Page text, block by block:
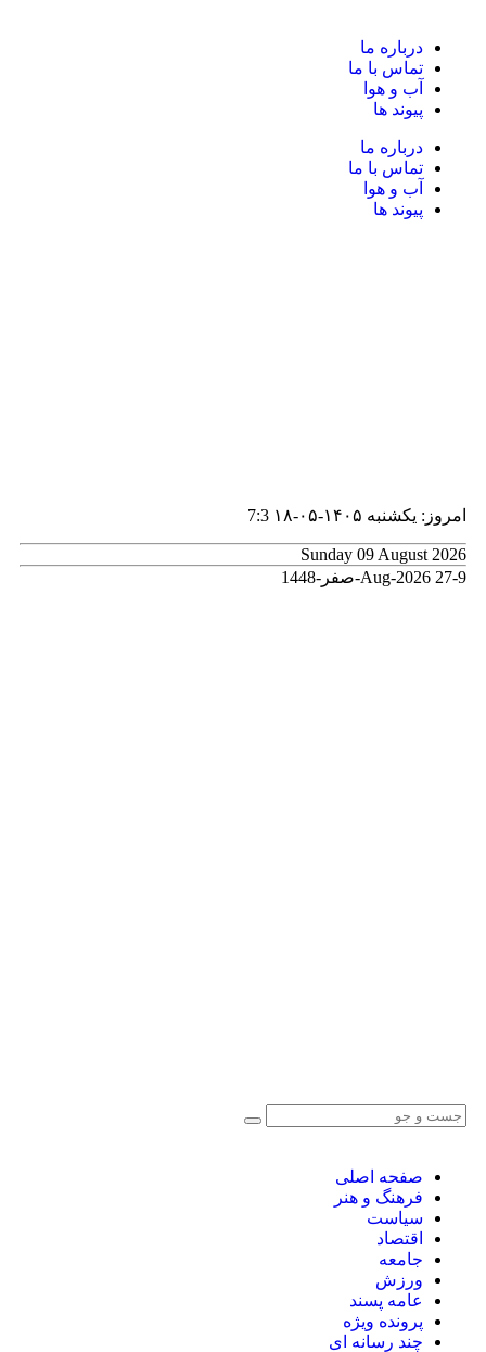
درباره ما
تماس با ما
آب و هوا
پیوند ها
درباره ما
تماس با ما
آب و هوا
پیوند ها
امروز: یکشنبه ۱۴۰۵-۰۵-۱۸ 7:3
Sunday 09 August 2026
9-Aug-2026 27-صفر-1448
صفحه اصلی
فرهنگ و هنر
سیاست
اقتصاد
جامعه
ورزش
عامه پسند
پرونده ویژه
چند رسانه ای